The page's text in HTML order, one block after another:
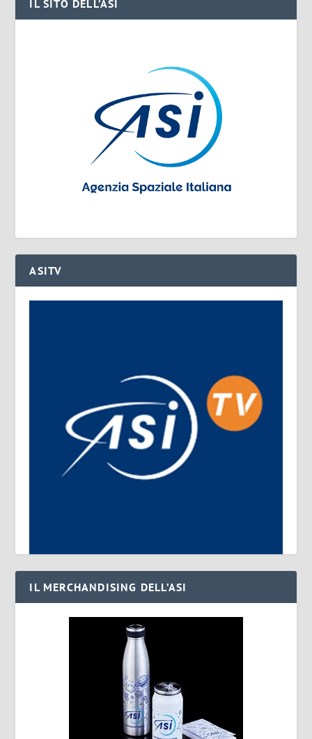
IL SITO DELL’ASI
ASITV
IL MERCHANDISING DELL’ASI